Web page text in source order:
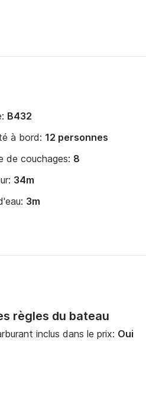
B432
à bord: 12 personnes
de couchages: 8
34m
3m
règles du bateau
inclus dans le prix: Oui